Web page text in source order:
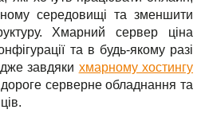
середовищі та зменшити
Хмарний сервер ціна
та в будь-якому разі
завдяки хмарному хостингу
серверне обладнання та